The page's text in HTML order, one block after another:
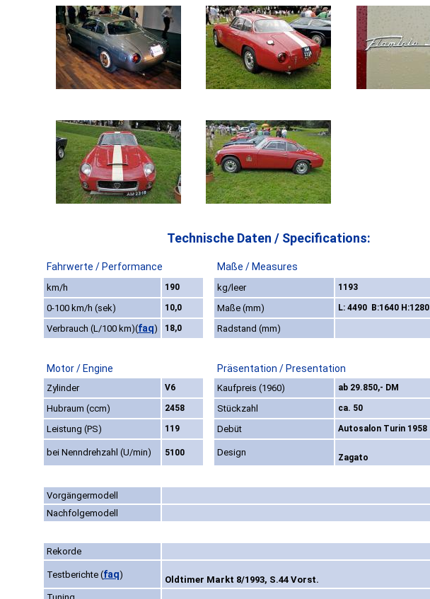
Technische Daten / Specifications:
Fahrwerte / Performance Maße / Measures
km/h 190 kg/leer 1193
0-100 km/h (sek) 10,0 Maße (mm) L: 4490 B:1640 H:1280
Verbrauch (L/100 km)(faq) 18,0 Radstand (mm)
Motor / Engine Präsentation / Presentation
Zylinder V6 Kaufpreis (1960) ab 29.850,- DM
Hubraum (ccm) 2458 Stückzahl ca. 50
Leistung (PS) 119 Debüt Autosalon Turin 1958
bei Nenndrehzahl (U/min) 5100 Design Zagato
Vorgängermodell
Nachfolgemodell
Rekorde
Testberichte (faq)
Oldtimer Markt 8/1993, S.44 Vorst.